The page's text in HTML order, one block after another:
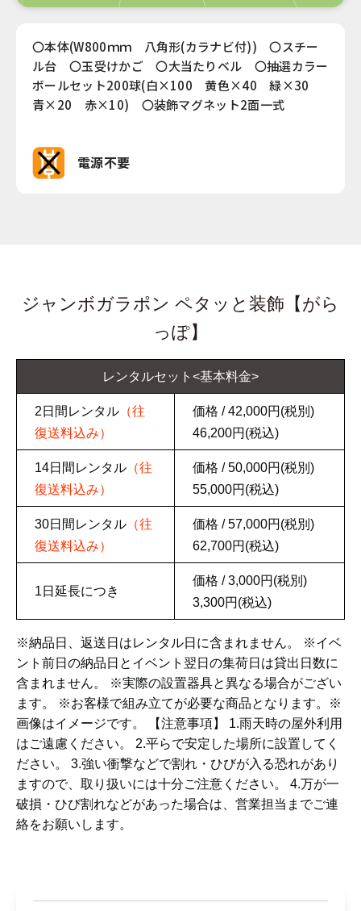
〇本体(W800ｍｍ 八角形(カラナビ付)) 〇スチー
ル台 〇玉受けかご 〇大当たりベル 〇抽選カラー
ボールセット200球(白×100 黄色×40 緑×30
青×20 赤×10) 〇装飾マグネット2面一式
電源不要